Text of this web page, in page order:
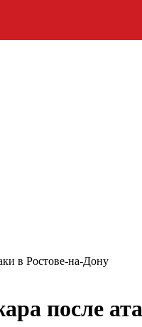
в Ростове-на-Дону
после